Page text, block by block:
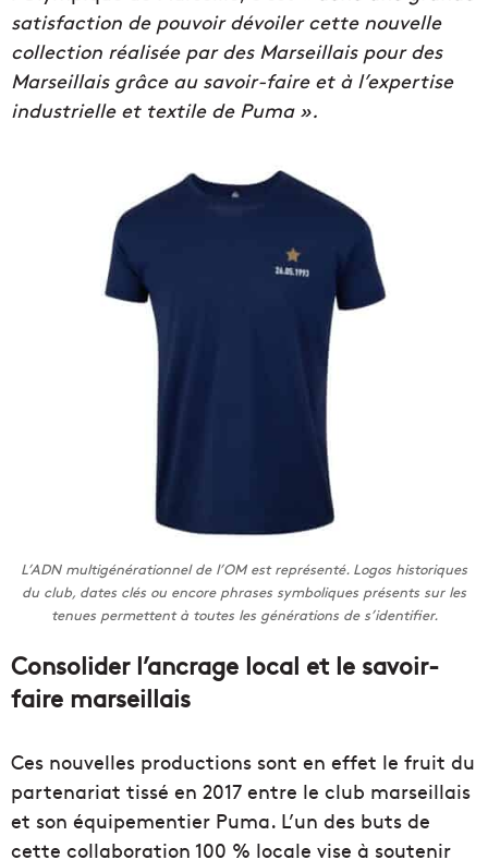
satisfaction de pouvoir dévoiler cette nouvelle
collection réalisée par des Marseillais pour des
Marseillais grâce au savoir-faire et à l’expertise
industrielle et textile de Puma ».
L’ADN multigénérationnel de l’OM est représenté. Logos historiques
du club, dates clés ou encore phrases symboliques présents sur les
tenues permettent à toutes les générations de s’identifier.
Consolider l’ancrage local et le savoir-
faire marseillais
Ces nouvelles productions sont en effet le fruit du
partenariat tissé en 2017 entre le club marseillais
et son équipementier Puma. L’un des buts de
cette collaboration 100 % locale vise à soutenir